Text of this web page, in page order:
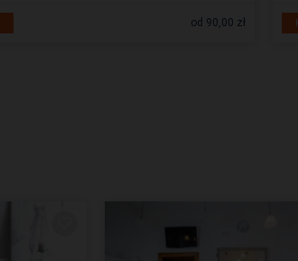
od 90,00 zł